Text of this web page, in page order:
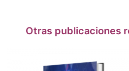
Otras publicaciones